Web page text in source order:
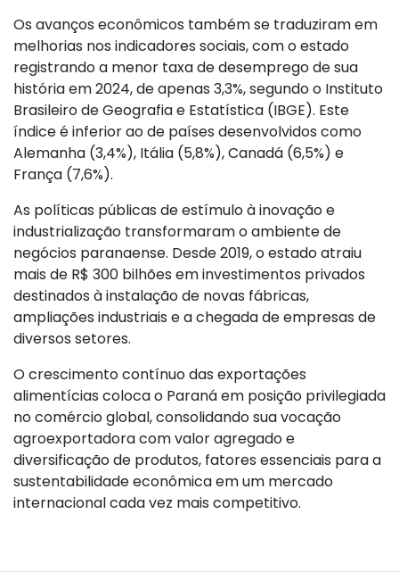
Os avanços econômicos também se traduziram em
melhorias nos indicadores sociais, com o estado
registrando a menor taxa de desemprego de sua
história em 2024, de apenas 3,3%, segundo o Instituto
Brasileiro de Geografia e Estatística (IBGE). Este
índice é inferior ao de países desenvolvidos como
Alemanha (3,4%), Itália (5,8%), Canadá (6,5%) e
França (7,6%).
As políticas públicas de estímulo à inovação e
industrialização transformaram o ambiente de
negócios paranaense. Desde 2019, o estado atraiu
mais de R$ 300 bilhões em investimentos privados
destinados à instalação de novas fábricas,
ampliações industriais e a chegada de empresas de
diversos setores.
O crescimento contínuo das exportações
alimentícias coloca o Paraná em posição privilegiada
no comércio global, consolidando sua vocação
agroexportadora com valor agregado e
diversificação de produtos, fatores essenciais para a
sustentabilidade econômica em um mercado
internacional cada vez mais competitivo.